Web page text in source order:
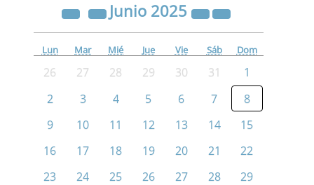
Junio 2025
Lun Mar Mié Jue Vie Sáb Dom
26 27 28 29 30 31
1
2
3 4 5 6 7
8
9
10 11 12 13 14
15
16
17 18 19 20 21
22
23
24 25 26 27 28
29